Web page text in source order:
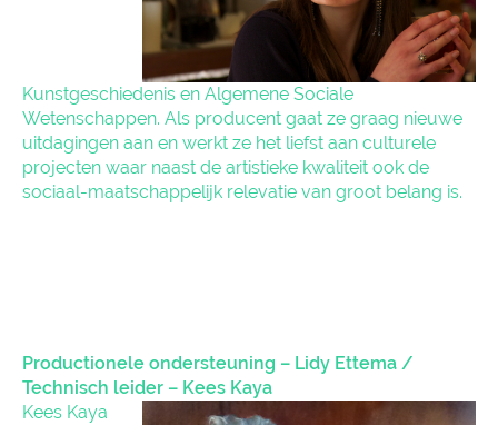
Kunstgeschiedenis en Algemene Sociale
Wetenschappen. Als producent gaat ze graag nieuwe
uitdagingen aan en werkt ze het liefst aan culturele
projecten waar naast de artistieke kwaliteit ook de
sociaal-maatschappelijk relevatie van groot belang is.
Productionele ondersteuning – Lidy Ettema /
Technisch leider – Kees Kaya
Kees Kaya